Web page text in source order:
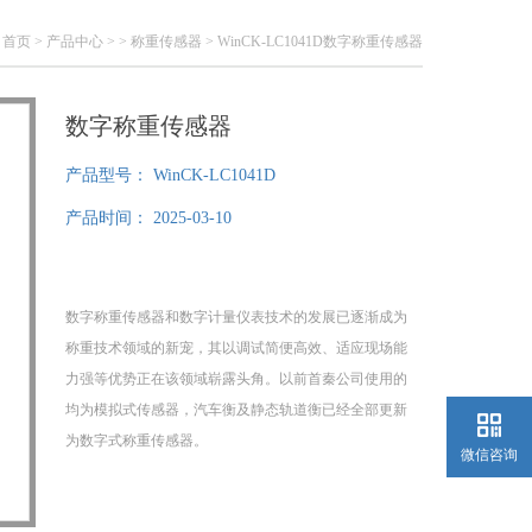
首页 > 产品中心 > > 称重传感器 > WinCK-LC1041D数字称重传感器
数字称重传感器
产品型号： WinCK-LC1041D
产品时间： 2025-03-10
数字称重传感器和数字计量仪表技术的发展已逐渐成为
称重技术领域的新宠，其以调试简便高效、适应现场能
力强等优势正在该领域崭露头角。以前首秦公司使用的
均为模拟式传感器，汽车衡及静态轨道衡已经全部更新
为数字式称重传感器。
微信咨询